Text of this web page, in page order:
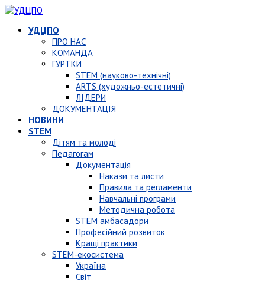
УДЦПО
ПРО НАС
КОМАНДА
ГУРТКИ
STEM (науково-технічні)
ARTS (художньо-естетичні)
ЛІДЕРИ
ДОКУМЕНТАЦІЯ
НОВИНИ
STEM
Дітям та молоді
Педагогам
Документація
Накази та листи
Правила та регламенти
Навчальні програми
Методична робота
STEM амбасадори
Професійний розвиток
Кращі практики
STEM-екосистема
Україна
Світ